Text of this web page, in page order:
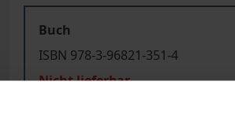
Buch
ISBN 978-3-96821-351-4
Nicht lieferbar